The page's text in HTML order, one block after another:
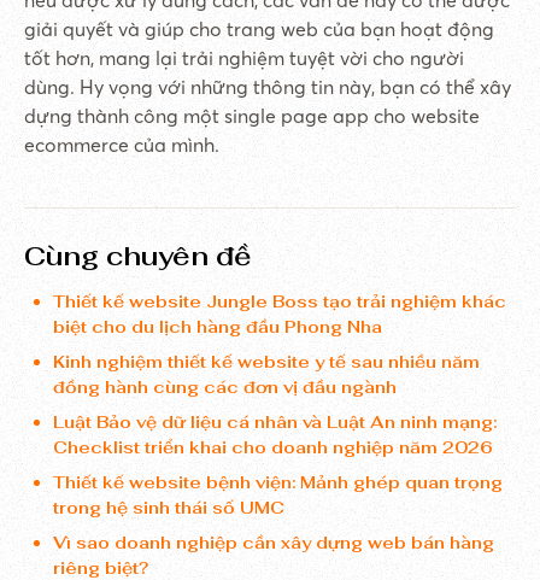
giải quyết và giúp cho trang web của bạn hoạt động
tốt hơn, mang lại trải nghiệm tuyệt vời cho người
dùng. Hy vọng với những thông tin này, bạn có thể xây
dựng thành công một single page app cho website
ecommerce của mình.
Cùng chuyên đề
Thiết kế website Jungle Boss tạo trải nghiệm khác
biệt cho du lịch hàng đầu Phong Nha
Kinh nghiệm thiết kế website y tế sau nhiều năm
đồng hành cùng các đơn vị đầu ngành
Luật Bảo vệ dữ liệu cá nhân và Luật An ninh mạng:
Checklist triển khai cho doanh nghiệp năm 2026
Thiết kế website bệnh viện: Mảnh ghép quan trọng
trong hệ sinh thái số UMC
Vì sao doanh nghiệp cần xây dựng web bán hàng
riêng biệt?